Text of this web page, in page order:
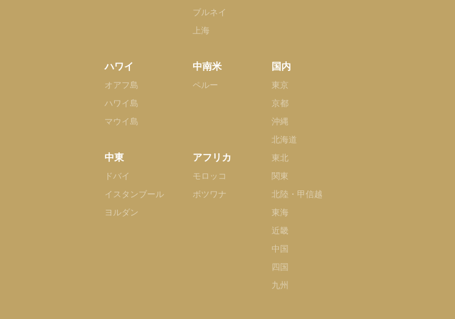
ハワイ
オアフ島
ハワイ島
マウイ島
中東
ドバイ
イスタンブール
ヨルダン
ブルネイ
上海
中南米
ペルー
アフリカ
モロッコ
ボツワナ
国内
東京
京都
沖縄
北海道
東北
関東
北陸・甲信越
東海
近畿
中国
四国
九州